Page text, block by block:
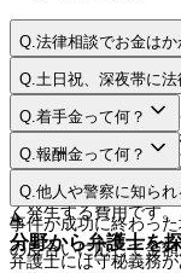
Q.法律相談でお金はか
A.
法律相談料は弁護士
す。相談するだけで
利用してください。
Q.土日祝、深夜帯に法
A.
日程や時間は弁護士
ネットから空き枠の
い。
Q.着手金って何？
A.
弁護士に事件を依頼
く発生する費用です。
Q.報酬金って何？
A.
事件が成功に終わっ
の度合いに応じて金
Q.他人や警察に知られ
A.
弁護士には守秘義務
分野から弁護士を